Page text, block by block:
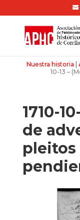
Nuestra historia |
10-13 –
1710-
de
pleitos